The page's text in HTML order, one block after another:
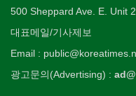
500 Sheppard Ave. E. Unit
대표메일/기사제보
Email :
광고문의(Advertising) :